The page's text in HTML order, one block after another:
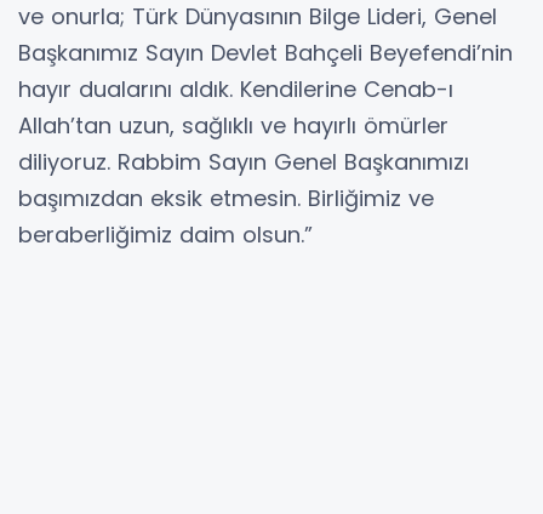
ve onurla; Türk Dünyasının Bilge Lideri, Genel
Başkanımız Sayın Devlet Bahçeli Beyefendi’nin
hayır dualarını aldık. Kendilerine Cenab-ı
Allah’tan uzun, sağlıklı ve hayırlı ömürler
diliyoruz. Rabbim Sayın Genel Başkanımızı
başımızdan eksik etmesin. Birliğimiz ve
beraberliğimiz daim olsun.”